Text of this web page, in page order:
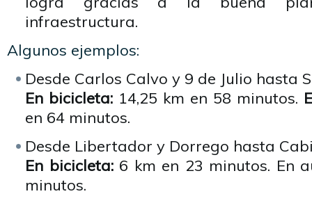
infraestructura.
Algunos ejemplos:
Desde Carlos Calvo y 9 de Julio hasta
En bicicleta: 14,25 km en 58 minutos.
en 64 minutos.
Desde Libertador y Dorrego hasta
En bicicleta:6 km en 23 minutos. En
minutos.